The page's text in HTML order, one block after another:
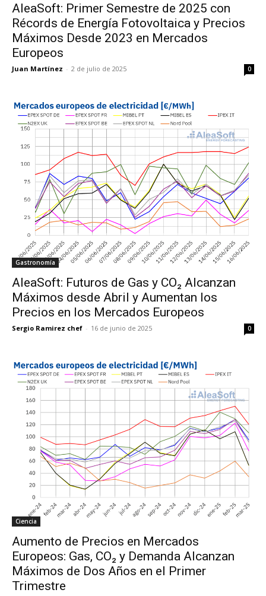
AleaSoft: Primer Semestre de 2025 con
Récords de Energía Fotovoltaica y Precios
Máximos Desde 2023 en Mercados
Europeos
Juan Martínez - 2 de julio de 2025 0
Gastronomía
AleaSoft: Futuros de Gas y CO₂ Alcanzan
Máximos desde Abril y Aumentan los
Precios en los Mercados Europeos
Sergio Ramirez chef - 16 de junio de 2025 0
Ciencia
Aumento de Precios en Mercados
Europeos: Gas, CO₂ y Demanda Alcanzan
Máximos de Dos Años en el Primer
Trimestre